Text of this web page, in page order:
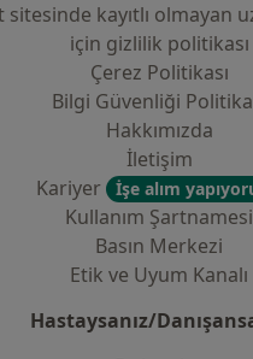
kayıtlı olmayan
i̇çin gizlilik politikası
Çerez Politikası
Bilgi Güvenliği
Hakkımızda
İletişim
Kariyer
İşe alım
Kullanım Şartnamesi
Basın Merkezi
Etik ve Uyum Kanalı
Hastaysanız/